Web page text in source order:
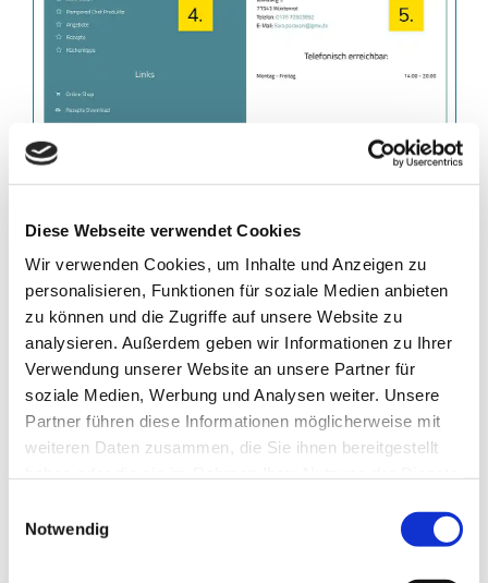
Diese Webseite verwendet Cookies
Wir verwenden Cookies, um Inhalte und Anzeigen zu
personalisieren, Funktionen für soziale Medien anbieten
zu können und die Zugriffe auf unsere Website zu
analysieren. Außerdem geben wir Informationen zu Ihrer
Verwendung unserer Website an unsere Partner für
soziale Medien, Werbung und Analysen weiter. Unsere
Partner führen diese Informationen möglicherweise mit
weiteren Daten zusammen, die Sie ihnen bereitgestellt
Notwendig